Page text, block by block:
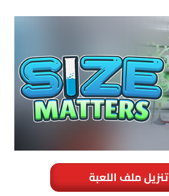
تنزيل ملف اللعبة